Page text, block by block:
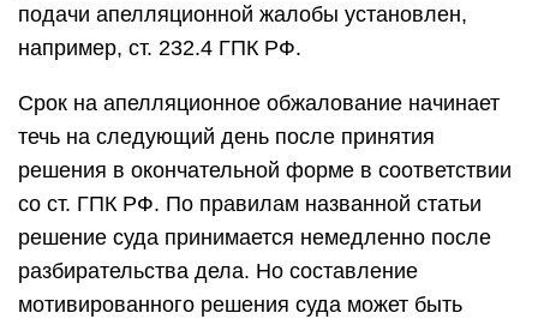
подачи апелляционной жалобы установлен,
например, ст. 232.4 ГПК РФ.
Срок на апелляционное обжалование начинает
течь на следующий день после принятия
решения в окончательной форме в соответствии
со ст. ГПК РФ. По правилам названной статьи
решение суда принимается немедленно после
разбирательства дела. Но составление
мотивированного решения суда может быть